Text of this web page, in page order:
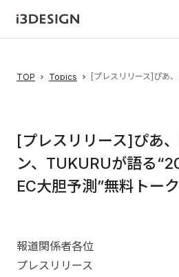
TOP Topics
[プレスリリース]ぴあ
ン、TUKURUが語る
EC大胆予測”無料トー
報道関係者各位
プレスリリース